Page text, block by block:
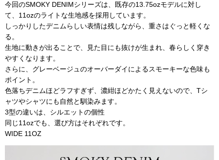
今回のSMOKY DENIMシリーズは、既存の13.75ozモデルに対し
て、11ozのライトな生地感を採用しています。
しっかりしたデニムらしい表情は残しながら、重さはぐっと軽くな
る。
生地に動きが出ることで、見た目にも抜けが生まれ、春らしく穿き
やすくなります。
さらに、グレーベージュのオーバーダイによるスモーキーな色味も
ポイント。
色落ちデニムほどラフすぎず、濃紺ほどかたく見えないので、Tシ
ャツやシャツにも自然と馴染みます。
3型の違いは、シルエットの個性
同じ11ozでも、選び方はそれぞれです。
WIDE 11OZ